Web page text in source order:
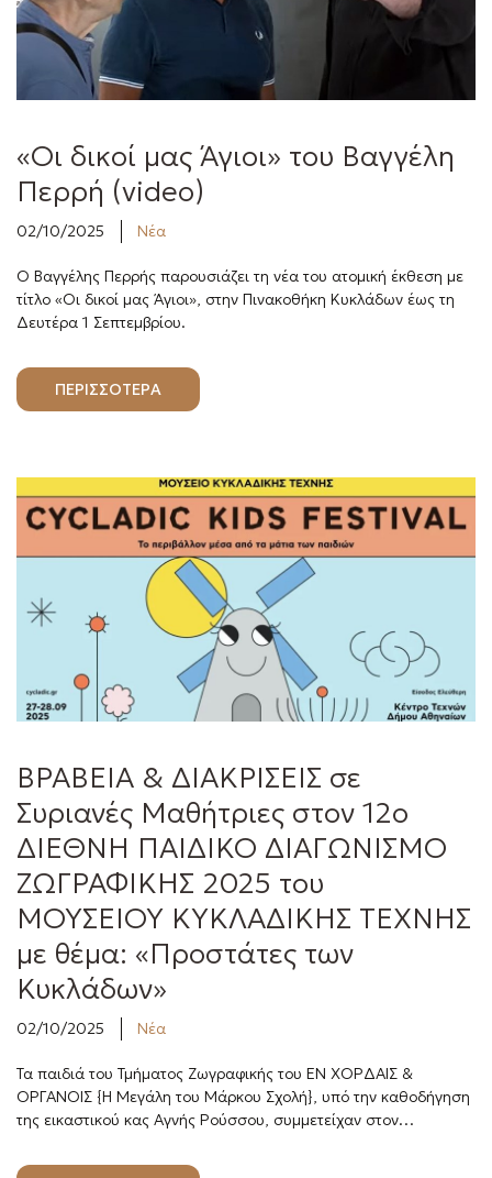
«Οι δικοί μας Άγιοι» του Βαγγέλη
Περρή (video)
02/10/2025 Νέα
Ο Βαγγέλης Περρής παρουσιάζει τη νέα του ατομική έκθεση με
τίτλο «Οι δικοί μας Άγιοι», στην Πινακοθήκη Κυκλάδων έως τη
Δευτέρα 1 Σεπτεμβρίου.
ΠΕΡΙΣΣΟΤΕΡΑ
ΒΡΑΒΕΙΑ & ΔΙΑΚΡΙΣΕΙΣ σε
Συριανές Μαθήτριες στον 12ο
ΔΙΕΘΝΗ ΠΑΙΔΙΚΟ ΔΙΑΓΩΝΙΣΜΟ
ΖΩΓΡΑΦΙΚΗΣ 2025 του
ΜΟΥΣΕΙΟΥ ΚΥΚΛΑΔΙΚΗΣ ΤΕΧΝΗΣ
με θέμα: «Προστάτες των
Κυκλάδων»
02/10/2025 Νέα
Τα παιδιά του Τμήματος Ζωγραφικής του ΕΝ ΧΟΡΔΑΙΣ &
ΟΡΓΑΝΟΙΣ {Η Μεγάλη του Μάρκου Σχολή}, υπό την καθοδήγηση
της εικαστικού κας Αγνής Ρούσσου, συμμετείχαν στον…